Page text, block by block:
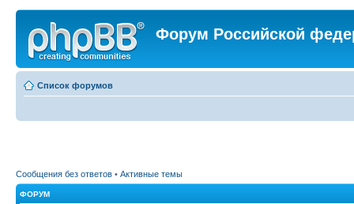
Форум Российской
Список форумов
Сообщения без ответов • Активные темы
ФОРУМ